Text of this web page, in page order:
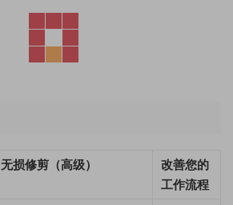
无损修剪（高级）
改善您的
工作流程